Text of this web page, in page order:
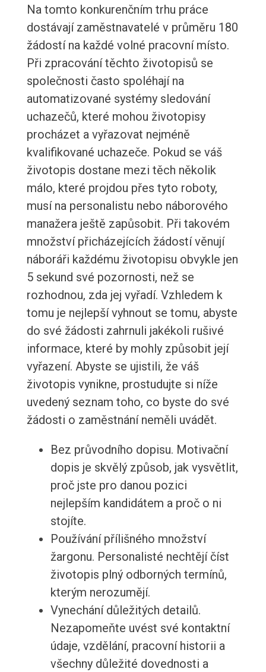
Na tomto konkurenčním trhu práce
dostávají zaměstnavatelé v průměru 180
žádostí na každé volné pracovní místo.
Při zpracování těchto životopisů se
společnosti často spoléhají na
automatizované systémy sledování
uchazečů, které mohou životopisy
procházet a vyřazovat nejméně
kvalifikované uchazeče. Pokud se váš
životopis dostane mezi těch několik
málo, které projdou přes tyto roboty,
musí na personalistu nebo náborového
manažera ještě zapůsobit. Při takovém
množství přicházejících žádostí věnují
náboráři každému životopisu obvykle jen
5 sekund své pozornosti, než se
rozhodnou, zda jej vyřadí. Vzhledem k
tomu je nejlepší vyhnout se tomu, abyste
do své žádosti zahrnuli jakékoli rušivé
informace, které by mohly způsobit její
vyřazení. Abyste se ujistili, že váš
životopis vynikne, prostudujte si níže
uvedený seznam toho, co byste do své
žádosti o zaměstnání neměli uvádět.
Bez průvodního dopisu. Motivační
dopis je skvělý způsob, jak vysvětlit,
proč jste pro danou pozici
nejlepším kandidátem a proč o ni
stojíte.
Používání přílišného množství
žargonu. Personalisté nechtějí číst
životopis plný odborných termínů,
kterým nerozumějí.
Vynechání důležitých detailů.
Nezapomeňte uvést své kontaktní
údaje, vzdělání, pracovní historii a
všechny důležité dovednosti a